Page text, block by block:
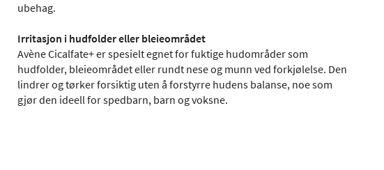
ubehag.
Irritasjon i hudfolder eller bleieområdet
Avène Cicalfate+ er spesielt egnet for fuktige hudområder som
hudfolder, bleieområdet eller rundt nese og munn ved forkjølelse. Den
lindrer og tørker forsiktig uten å forstyrre hudens balanse, noe som
gjør den ideell for spedbarn, barn og voksne.